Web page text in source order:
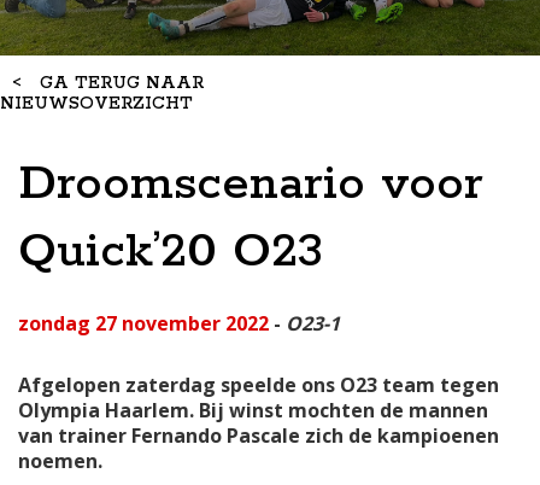
< GA TERUG NAAR
NIEUWSOVERZICHT
Droomscenario voor
Quick’20 O23
zondag 27 november 2022 - O23-1
Afgelopen zaterdag speelde ons O23 team tegen
Olympia Haarlem. Bij winst mochten de mannen
van trainer Fernando Pascale zich de kampioenen
noemen.